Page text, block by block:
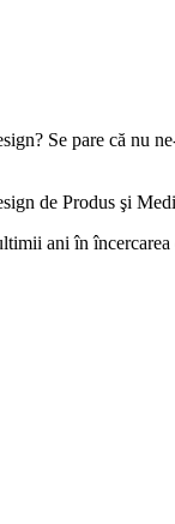
Se pare că nu
de Produs şi
ani în